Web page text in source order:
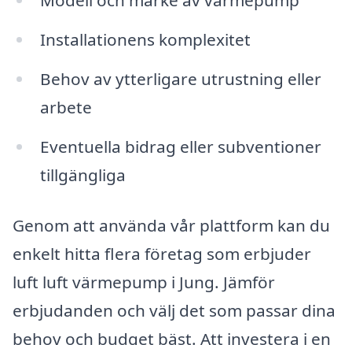
Installationens komplexitet
Behov av ytterligare utrustning eller
arbete
Eventuella bidrag eller subventioner
tillgängliga
Genom att använda vår plattform kan du
enkelt hitta flera företag som erbjuder
luft luft värmepump i Jung. Jämför
erbjudanden och välj det som passar dina
behov och budget bäst. Att investera i en